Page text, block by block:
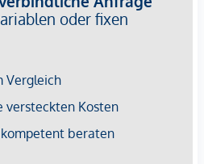
es sich um eine
Vermietungszwecken erworben
versteht sich daher zzgl.
vorbehaltlich möglicher